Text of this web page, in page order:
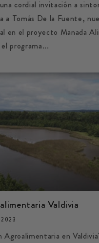
cordial invitación a
a Tomás De la Fuente,
en el proyecto Manada
programa...
Valdivia
Agroalimentaria en